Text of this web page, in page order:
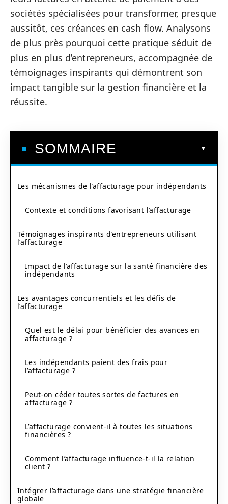
sociétés spécialisées pour transformer, presque
aussitôt, ces créances en cash flow. Analysons
de plus près pourquoi cette pratique séduit de
plus en plus d’entrepreneurs, accompagnée de
témoignages inspirants qui démontrent son
impact tangible sur la gestion financière et la
réussite.
SOMMAIRE
Les mécanismes de l’affacturage pour indépendants
Contexte et conditions favorisant l’affacturage
Témoignages inspirants d’entrepreneurs utilisant
l’affacturage
Impact de l’affacturage sur la santé financière des
indépendants
Les avantages concurrentiels et les défis de
l’affacturage
Quel est le délai pour bénéficier des avances en
affacturage ?
Les indépendants paient des frais pour
l’affacturage ?
Peut-on céder toutes sortes de factures en
affacturage ?
L’affacturage convient-il à toutes les situations
financières ?
Comment l’affacturage influence-t-il la relation
client ?
Intégrer l’affacturage dans une stratégie financière
globale